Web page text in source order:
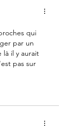
qui
par un
il y aurait
pas sur